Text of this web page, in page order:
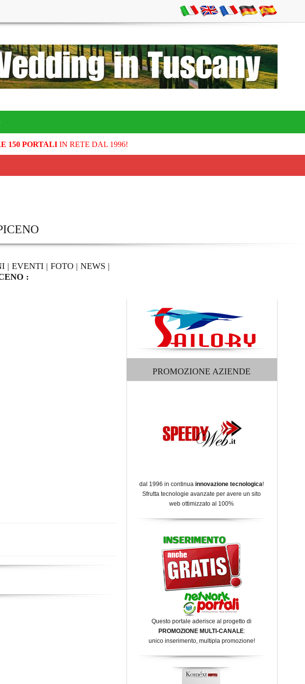
150 PORTALIIN RETE DAL 1996!
| EVENTI | FOTO | NEWS |
:
PROMOZIONE AZIENDE
dal 1996 in continua innovazione tecnologica!
Sfrutta tecnologie avanzate per avere un sito
web ottimizzato al 100%
Questo portale aderisce al progetto di
PROMOZIONE MULTI-CANALE:
unico inserimento, multipla promozione!